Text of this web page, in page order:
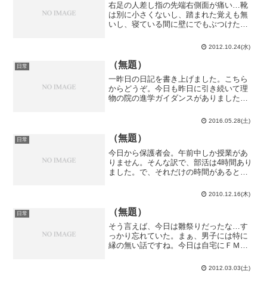
右足の人差し指の先端右側面が痛い…靴
は別に小さくないし、踏まれた覚えも無
いし、寝ている間に壁にでもぶつけたの
風が強かったです。ミスの原因の8割方は
風です。きっとそうです。ＫＳは笑いを
とってミスを誘おうと...
2012.10.24(水)
日常 （無題）
一昨日の日記を書き上げました。こちら
からどうぞ。今日も昨日に引き続いて理
物の院の進学ガイダンスがありました。
験）の講演を聞いて、午後はサブコース
毎に分かれて相談会。もっと色々回った
方が良かったのかも知れ...
2016.05.28(土)
日常 （無題）
今日から保護者会。午前中しか授業があ
りません。そんな訳で、部活は4時間あり
ました。で、それだけの時間があるとい
番に着手し、そして、初めてブラームス
交響曲第1番を全楽章通して弾きました。
1曲の演奏時間約5...
2010.12.16(木)
日常 （無題）
そう言えば、今日は雛祭りだったな…す
っかり忘れていた。まぁ、男子には特に
縁の無い話ですね。今日は自宅にＦＭが
た。自宅に高校の友達が来るのは2回目
（意図しないものを含めれば3回目）で
2012.03.03(土)